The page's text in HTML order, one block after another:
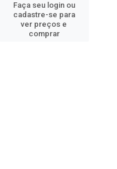
Faça seu login ou
cadastre-se para
ver preços e
comprar